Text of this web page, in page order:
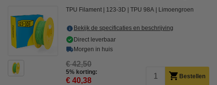
TPU Filament 123-3D TPU 98A Limoengroen
Bekijk de specificaties en beschrijving
Direct leverbaar
Morgen in huis
€ 42,50
5% korting:
€ 40,38 Bestellen